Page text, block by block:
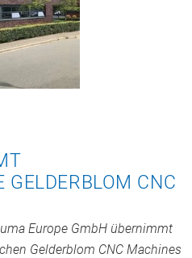
GELDERBLOM CNC
Europe GmbH übernimmt
Gelderblom CNC Machines